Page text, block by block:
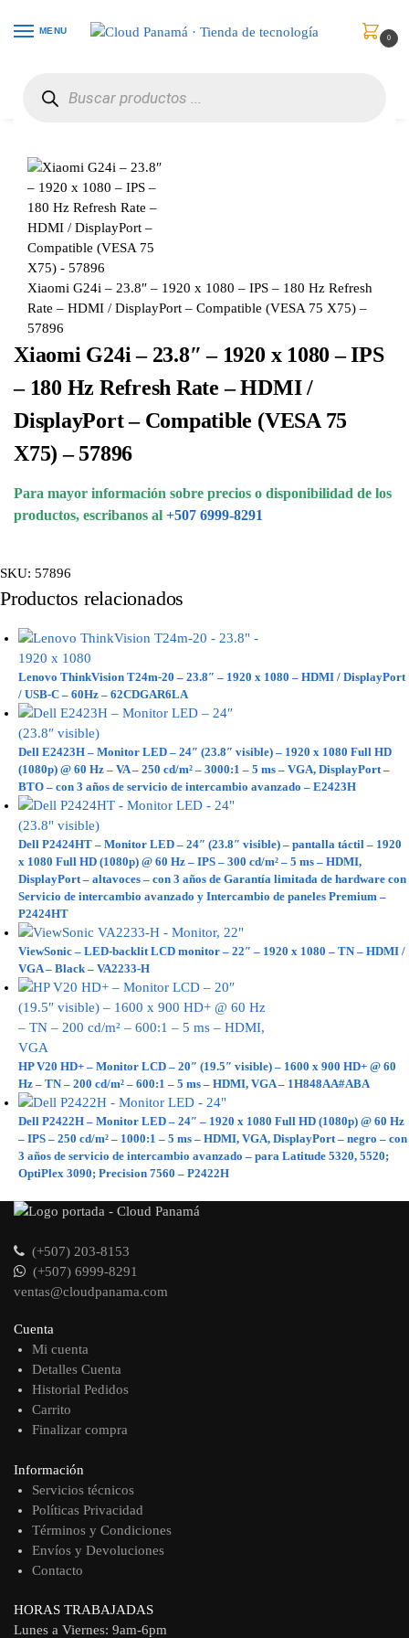
MENU
0
Xiaomi G24i – 23.8″ – 1920 x 1080 – IPS – 180 Hz Refresh
Rate – HDMI / DisplayPort – Compatible (VESA 75 X75) –
57896
Xiaomi G24i – 23.8″ – 1920 x 1080 – IPS
– 180 Hz Refresh Rate – HDMI /
DisplayPort – Compatible (VESA 75
X75) – 57896
Para mayor información sobre precios o disponibilidad de los
productos, escribanos al +507 6999-8291
SKU: 57896
Productos relacionados
Lenovo ThinkVision T24m-20 – 23.8″ – 1920 x 1080 – HDMI / DisplayPort
/ USB-C – 60Hz – 62CDGAR6LA
Dell E2423H – Monitor LED – 24″ (23.8″ visible) – 1920 x 1080 Full HD
(1080p) @ 60 Hz – VA – 250 cd/m² – 3000:1 – 5 ms – VGA, DisplayPort –
BTO – con 3 años de servicio de intercambio avanzado – E2423H
Dell P2424HT – Monitor LED – 24″ (23.8″ visible) – pantalla táctil – 1920
x 1080 Full HD (1080p) @ 60 Hz – IPS – 300 cd/m² – 5 ms – HDMI,
DisplayPort – altavoces – con 3 años de Garantía limitada de hardware con
Servicio de intercambio avanzado y Intercambio de paneles Premium –
P2424HT
ViewSonic – LED-backlit LCD monitor – 22″ – 1920 x 1080 – TN – HDMI /
VGA – Black – VA2233-H
HP V20 HD+ – Monitor LCD – 20″ (19.5″ visible) – 1600 x 900 HD+ @ 60
Hz – TN – 200 cd/m² – 600:1 – 5 ms – HDMI, VGA – 1H848AA#ABA
Dell P2422H – Monitor LED – 24″ – 1920 x 1080 Full HD (1080p) @ 60 Hz
– IPS – 250 cd/m² – 1000:1 – 5 ms – HDMI, VGA, DisplayPort – negro – con
3 años de servicio de intercambio avanzado – para Latitude 5320, 5520;
OptiPlex 3090; Precision 7560 – P2422H
(+507) 203-8153
(+507) 6999-8291
ventas@cloudpanama.com
Cuenta
Mi cuenta
Detalles Cuenta
Historial Pedidos
Carrito
Finalizar compra
Información
Servicios técnicos
Políticas Privacidad
Términos y Condiciones
Envíos y Devoluciones
Contacto
HORAS TRABAJADAS
Lunes a Viernes: 9am-6pm